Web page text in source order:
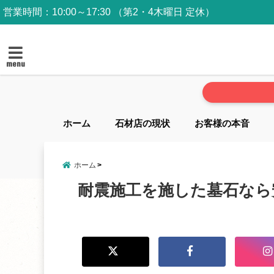
営業時間：10:00～17:30 （第2・4木曜日 定休）
menu
ホーム 石材店の現状 お客様の本音
ホーム
耐震施工を施した墓石な